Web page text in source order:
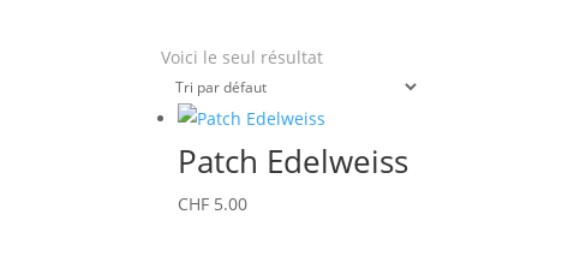
Voici le seul résultat
Patch Edelweiss
CHF 5.00